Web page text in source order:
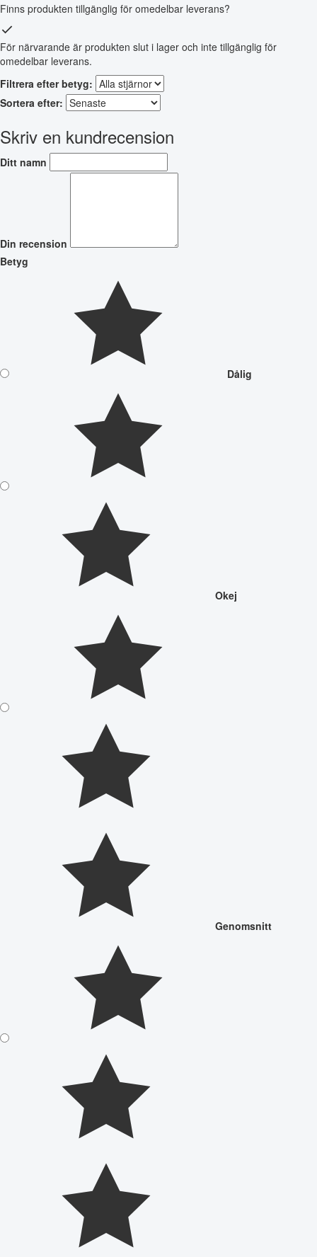
Finns produkten tillgänglig för omedelbar leverans?
För närvarande är produkten slut i lager och inte tillgänglig för
omedelbar leverans.
Filtrera efter betyg:
Sortera efter:
Skriv en kundrecension
Ditt namn
Din recension
Betyg
Dålig
Okej
Genomsnitt